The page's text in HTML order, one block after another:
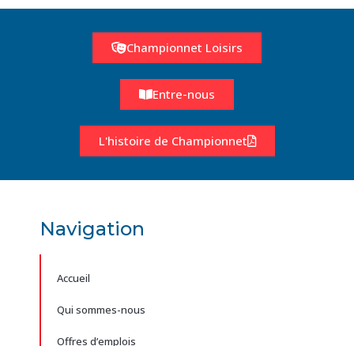
Championnet Loisirs
Entre-nous
L'histoire de Championnet
Navigation
Accueil
Qui sommes-nous
Offres d’emplois